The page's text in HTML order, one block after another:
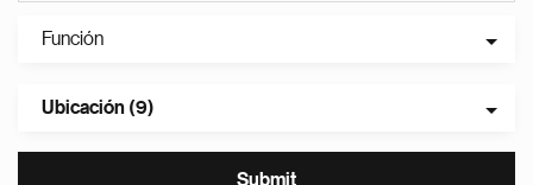
Función
Ubicación (9)